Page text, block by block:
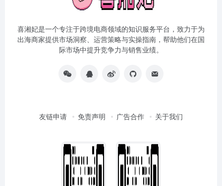
喜湘妃是一个专注于跨境电商领域的知识服务平台，致力于为
出海商家提供市场洞察、运营策略与实操指南，帮助他们在国
际市场中提升竞争力与销售业绩。
友链申请 免责声明 广告合作 关于我们